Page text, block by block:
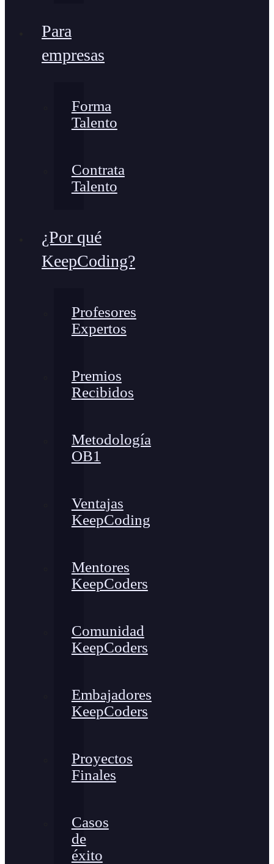
Para
empresas
Forma
Talento
Contrata
Talento
¿Por qué
KeepCoding?
Profesores
Expertos
Premios
Recibidos
Metodología
OB1
Ventajas
KeepCoding
Mentores
KeepCoders
Comunidad
KeepCoders
Embajadores
KeepCoders
Proyectos
Finales
Casos
de
éxito